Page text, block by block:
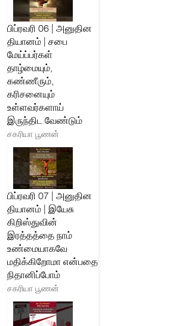
பிப்ரவரி 06 | அனுதின
தியானம் | சபை
மேய்ப்பர்கள்
தாழ்மையும்,
கண்ணீரும்,
கரிசனையும்
உள்ளவர்களாய்
இருந்திட வேண்டும்
சகரியா பூணன்
பிப்ரவரி 07 | அனுதின
தியானம் | இயேசு
கிறிஸ்துவின்
இரத்தத்தை நாம்
உண்மையாகவே
மதிக்கிறோமா என்பதை
நிதானிப்போம்
சகரியா பூணன்